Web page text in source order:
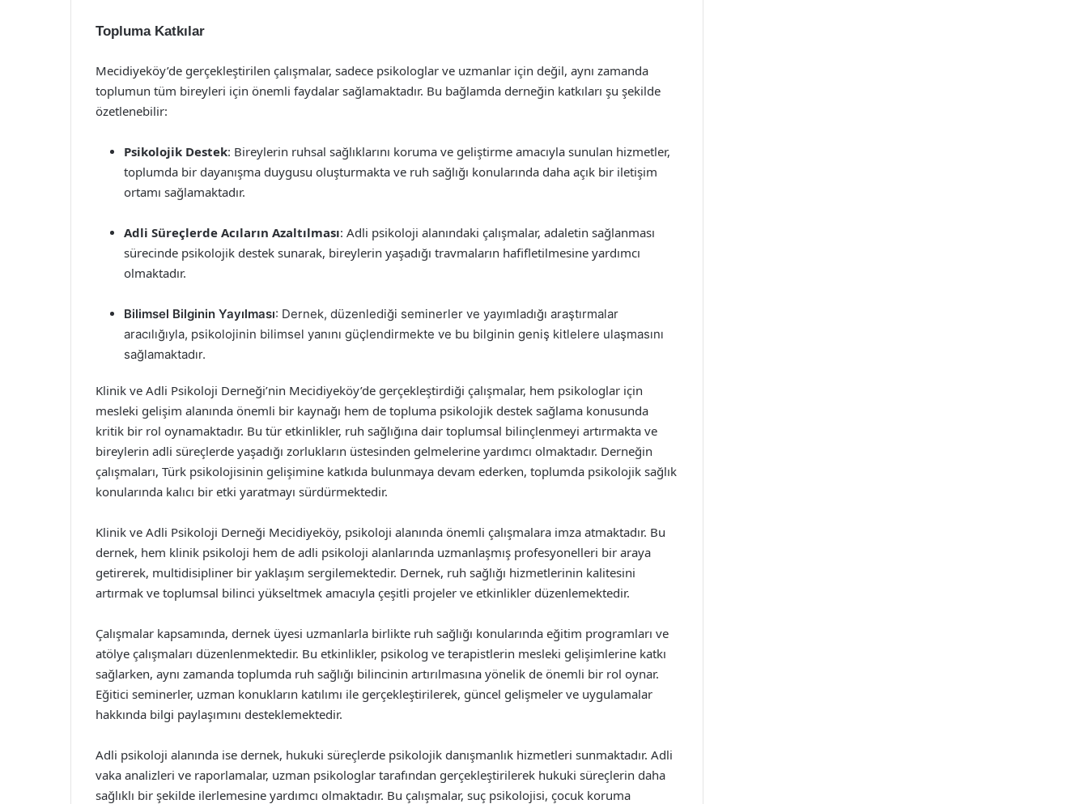
Topluma Katkılar
Mecidiyeköy’de gerçekleştirilen çalışmalar, sadece psikologlar ve uzmanlar için değil, aynı zamanda
toplumun tüm bireyleri için önemli faydalar sağlamaktadır. Bu bağlamda derneğin katkıları şu şekilde
özetlenebilir:
Psikolojik Destek: Bireylerin ruhsal sağlıklarını koruma ve geliştirme amacıyla sunulan hizmetler,
toplumda bir dayanışma duygusu oluşturmakta ve ruh sağlığı konularında daha açık bir iletişim
ortamı sağlamaktadır.
Adli Süreçlerde Acıların Azaltılması: Adli psikoloji alanındaki çalışmalar, adaletin sağlanması
sürecinde psikolojik destek sunarak, bireylerin yaşadığı travmaların hafifletilmesine yardımcı
olmaktadır.
Bilimsel Bilginin Yayılması: Dernek, düzenlediği seminerler ve yayımladığı araştırmalar
aracılığıyla, psikolojinin bilimsel yanını güçlendirmekte ve bu bilginin geniş kitlelere ulaşmasını
sağlamaktadır.
Klinik ve Adli Psikoloji Derneği’nin Mecidiyeköy’de gerçekleştirdiği çalışmalar, hem psikologlar için
mesleki gelişim alanında önemli bir kaynağı hem de topluma psikolojik destek sağlama konusunda
kritik bir rol oynamaktadır. Bu tür etkinlikler, ruh sağlığına dair toplumsal bilinçlenmeyi artırmakta ve
bireylerin adli süreçlerde yaşadığı zorlukların üstesinden gelmelerine yardımcı olmaktadır. Derneğin
çalışmaları, Türk psikolojisinin gelişimine katkıda bulunmaya devam ederken, toplumda psikolojik sağlık
konularında kalıcı bir etki yaratmayı sürdürmektedir.
Klinik ve Adli Psikoloji Derneği Mecidiyeköy, psikoloji alanında önemli çalışmalara imza atmaktadır. Bu
dernek, hem klinik psikoloji hem de adli psikoloji alanlarında uzmanlaşmış profesyonelleri bir araya
getirerek, multidisipliner bir yaklaşım sergilemektedir. Dernek, ruh sağlığı hizmetlerinin kalitesini
artırmak ve toplumsal bilinci yükseltmek amacıyla çeşitli projeler ve etkinlikler düzenlemektedir.
Çalışmalar kapsamında, dernek üyesi uzmanlarla birlikte ruh sağlığı konularında eğitim programları ve
atölye çalışmaları düzenlenmektedir. Bu etkinlikler, psikolog ve terapistlerin mesleki gelişimlerine katkı
sağlarken, aynı zamanda toplumda ruh sağlığı bilincinin artırılmasına yönelik de önemli bir rol oynar.
Eğitici seminerler, uzman konukların katılımı ile gerçekleştirilerek, güncel gelişmeler ve uygulamalar
hakkında bilgi paylaşımını desteklemektedir.
Adli psikoloji alanında ise dernek, hukuki süreçlerde psikolojik danışmanlık hizmetleri sunmaktadır. Adli
vaka analizleri ve raporlamalar, uzman psikologlar tarafından gerçekleştirilerek hukuki süreçlerin daha
sağlıklı bir şekilde ilerlemesine yardımcı olmaktadır. Bu çalışmalar, suç psikolojisi, çocuk koruma